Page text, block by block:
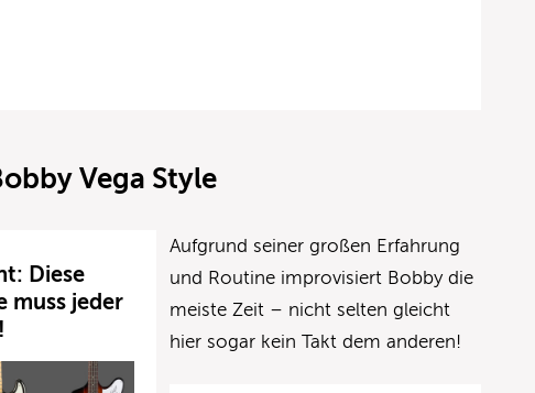
Vega Style
Diese
muss jeder
Aufgrund seiner großen Erfahrung
und Routine improvisiert Bobby die
meiste Zeit – nicht selten gleicht
hier sogar kein Takt dem anderen!